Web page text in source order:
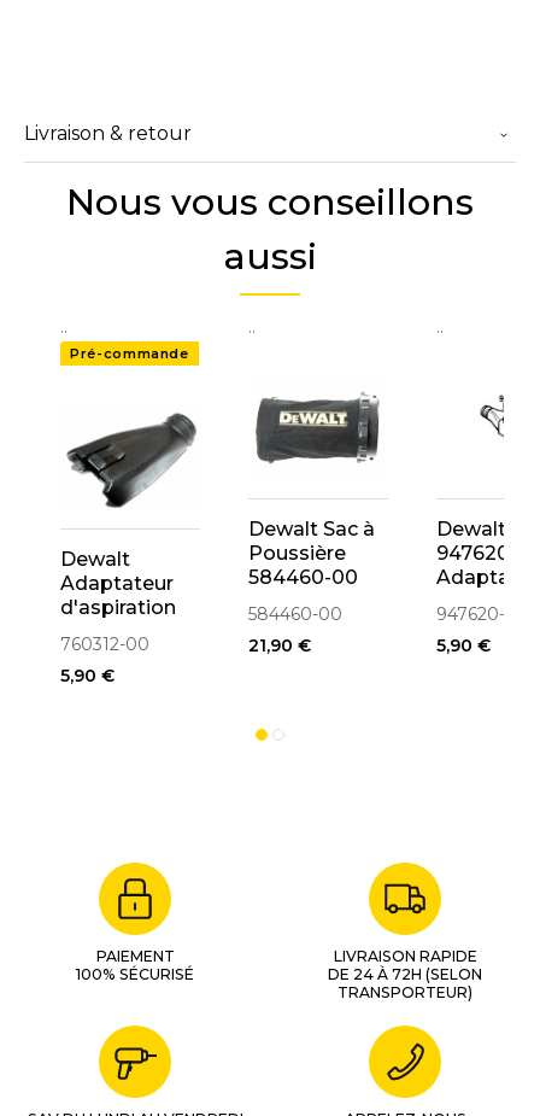
Livraison & retour
Nous vous conseillons
aussi
..
Pré-commande
Dewalt
Adaptateur
d'aspiration
des
poussières
pour scie
760312-00
5,90 €
..
Dewalt Sac à
Poussière
584460-00
Pour Rabot
D26500,
D26502
584460-00
21,90 €
..
Dewalt
947620-
Scie
947620-00
5,90 €
PAIEMENT
100% SÉCURISÉ
LIVRAISON RAPIDE
DE 24 À 72H (SELON
TRANSPORTEUR)